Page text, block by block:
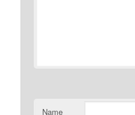
Name